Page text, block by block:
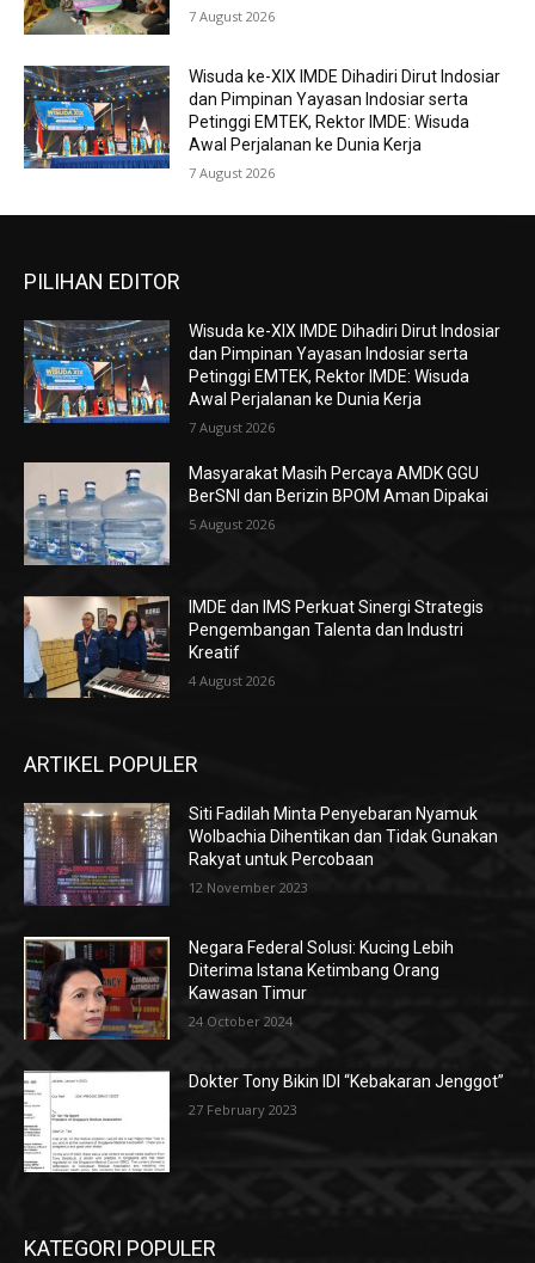
7 August 2026
Wisuda ke-XIX IMDE Dihadiri Dirut Indosiar
dan Pimpinan Yayasan Indosiar serta
Petinggi EMTEK, Rektor IMDE: Wisuda
Awal Perjalanan ke Dunia Kerja
7 August 2026
PILIHAN EDITOR
Wisuda ke-XIX IMDE Dihadiri Dirut Indosiar
dan Pimpinan Yayasan Indosiar serta
Petinggi EMTEK, Rektor IMDE: Wisuda
Awal Perjalanan ke Dunia Kerja
7 August 2026
Masyarakat Masih Percaya AMDK GGU
BerSNI dan Berizin BPOM Aman Dipakai
5 August 2026
IMDE dan IMS Perkuat Sinergi Strategis
Pengembangan Talenta dan Industri
Kreatif
4 August 2026
ARTIKEL POPULER
Siti Fadilah Minta Penyebaran Nyamuk
Wolbachia Dihentikan dan Tidak Gunakan
Rakyat untuk Percobaan
12 November 2023
Negara Federal Solusi: Kucing Lebih
Diterima Istana Ketimbang Orang
Kawasan Timur
24 October 2024
Dokter Tony Bikin IDI “Kebakaran Jenggot”
27 February 2023
KATEGORI POPULER